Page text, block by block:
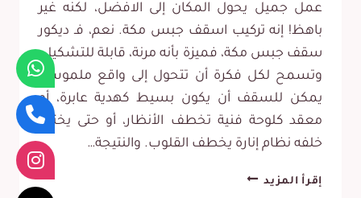
عمل جميل يحول المكان إلى الافضل، لكنه غير
باهظ! إنه تركيب اسقف جبس مكة. نعم، فـ ديكور
سقف جبس مكة، فميزة بأنه مرنة، قابلة للتشكيل،
وتسمح لكل فكرة أن تتحول إلى واقع ملموس.
يمكن للسقف أن يكون بسيط كهدية عابرة، أو
معقد كلوحة فنية تخطف الأنظار، أو حتى يختبئ
خلفه نظام إنارة يخطف القلوب. والنتيجة…
إقرأ المزيدتركيب